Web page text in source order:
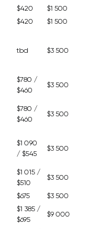
$420
$1 500
$420
$1 500
tbd $3 500
$780 /
$460
$3 500
$780 /
$460
$3 500
$1 090
/ $545
$3 500
$1 015 /
$510
$3 500
$675
$3 500
$1 385 /
$695
$9 000